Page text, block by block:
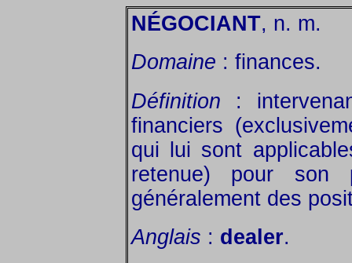
NÉGOCIANT, n. m.
Domaine : finances.
Définition :
financiers
qui lui sont
retenue) pour son
généralement des
Anglais : dealer.